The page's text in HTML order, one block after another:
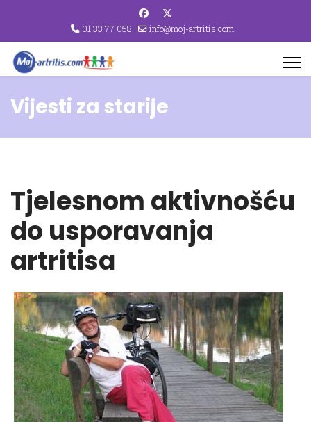
01 33 77 058 info@moj-artritis.com
Vijesti za starije
Tjelesnom aktivnošću
do usporavanja
artritisa